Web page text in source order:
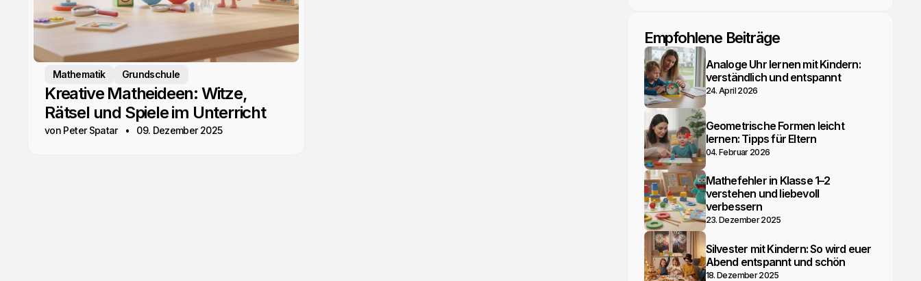
Mathematik Grundschule
Kreative Matheideen: Witze,
Rätsel und Spiele im Unterricht
von Peter Spatar 09. Dezember 2025
Empfohlene Beiträge
Analoge Uhr lernen mit Kindern:
verständlich und entspannt
24. April 2026
Geometrische Formen leicht
lernen: Tipps für Eltern
04. Februar 2026
Mathefehler in Klasse 1–2
verstehen und liebevoll
verbessern
23. Dezember 2025
Silvester mit Kindern: So wird euer
Abend entspannt und schön
18. Dezember 2025